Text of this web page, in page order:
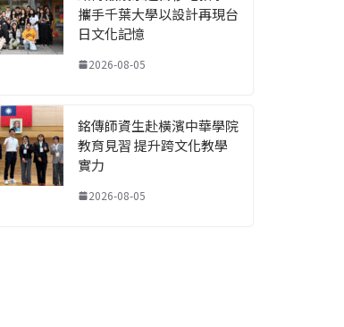
攜手千葉大學以設計再現台
日文化記憶
2026-08-05
銘傳師資生赴橫濱中華學院
教育見習 提升跨文化教學
實力
2026-08-05